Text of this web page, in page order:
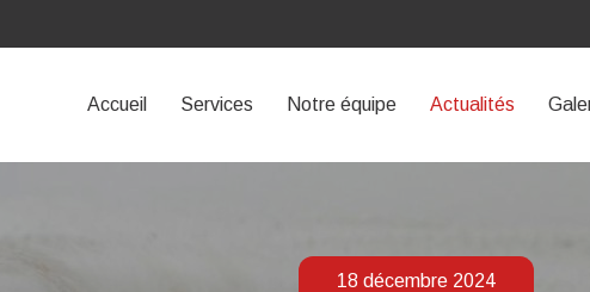
Accueil Services Notre équipe Actualités
18 décembre 2024